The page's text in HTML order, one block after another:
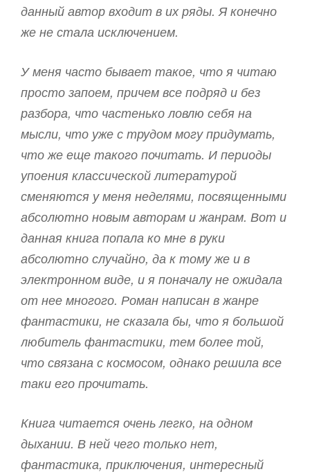
данный автор входит в их ряды. Я конечно
же не стала исключением.
У меня часто бывает такое, что я читаю
просто запоем, причем все подряд и без
разбора, что частенько ловлю себя на
мысли, что уже с трудом могу придумать,
что же еще такого почитать. И периоды
упоения классической литературой
сменяются у меня неделями, посвященными
абсолютно новым авторам и жанрам. Вот и
данная книга попала ко мне в руки
абсолютно случайно, да к тому же и в
электронном виде, и я поначалу не ожидала
от нее многого. Роман написан в жанре
фантастики, не сказала бы, что я большой
любитель фантастики, тем более той,
что связана с космосом, однако решила все
таки его прочитать.
Книга читается очень легко, на одном
дыхании. В ней чего только нет,
фантастика, приключения, интересный